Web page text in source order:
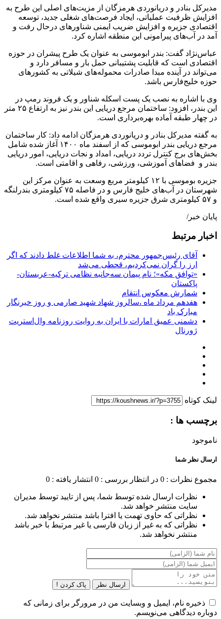
مدیرکل بنادر و دریانوردی هرمزگان از مزیت‌های اصلی این طرح به
افزایش ظرفیت عملیاتی، ایجاد فرصت‌های شغلی جدید، توسعه
اقتصادی جزیره و افزایش ضریب ایمنی شناورهای درحال رفت و
آمد در آب‌های پیرامونی این منطقه اشاره کرد.
عباس‌نژاد گفت: بندر ابوموسی به عنوان یک طرح پیشران در حوزه
اقتصادی است که قابلیت پشتیبانی حمل بار و مسافر دارد و
می‌‎تواند در آینده مبدا صادرات محموله‌های شیلاتی به کشورهای
حوزه خلیج‌فارس باشد.
وی با اشاره به نصب یک پست اسکله شناور و یک فروند رمپ در
این بندر، افزود: ساختمان مرجع دریایی این بندر نیز به ارتفاع ۲۵ متر
در چهار طبقه آماده بهره‌برداری است.
به گفته مدیرکل بنادر و دریانوردی هرمزگان ادامه داد: کار ساختمان
مرجع دریایی بندر ابوموسی که از اسفند ماه ۱۴۰۰ آغاز شده شامل
بخش‌های برج کنترل تردد دریایی، امداد و نجات دریایی، امور دریایی
بندر و فضاهای آموزشی، ورزشی، رفاهی و اقامتی است.
جزیره بوموسی با ۱۲ کیلومتر مربع وسعت به عنوان مرکز این
شهرستان در آب‌های خلیج فارس و در فاصله ۷۵ کیلومتری بندرلنگه
و ۵۷ کیلومتری شرق جزیره سیری واقع شده است.
پایان خبر/
اخبار مرتبط
آقای رئیس‌جمهور محترم، به شما اطلاعات غلط دادند که اگر
ارز را گران نمی‌کردیم، قحطی می‌شد
«توافق مکه»؛ نام پیمان سه‌جانبه نظامی ترکیه-عربستان-
پاکستان
شمارش معکوس انتقام
هفدهم مرداد ماه ،سالروز شهاد شهید صارمی و روز خبرنگار
مبارک باد
دشمنی عمیق امارات با ایران به روایت روزنامه وال‌استریت
ژورنال
لینک کوتاه
برچسب ها :
ناموجود
ارسال نظر شما
مجموع نظرات : 0 در انتظار بررسی : 0 انتشار یافته : 0
نظرات ارسال شده توسط شما، پس از تایید توسط مدیران
سایت منتشر خواهد شد.
نظراتی که حاوی تهمت یا افترا باشد منتشر نخواهد شد.
نظراتی که به غیر از زبان فارسی یا غیر مرتبط با خبر باشد
منتشر نخواهد شد.
ارسال نظر پاک کردن !
ذخیره نام، ایمیل و وبسایت من در مرورگر برای زمانی که
دوباره دیدگاهی می‌نویسم.